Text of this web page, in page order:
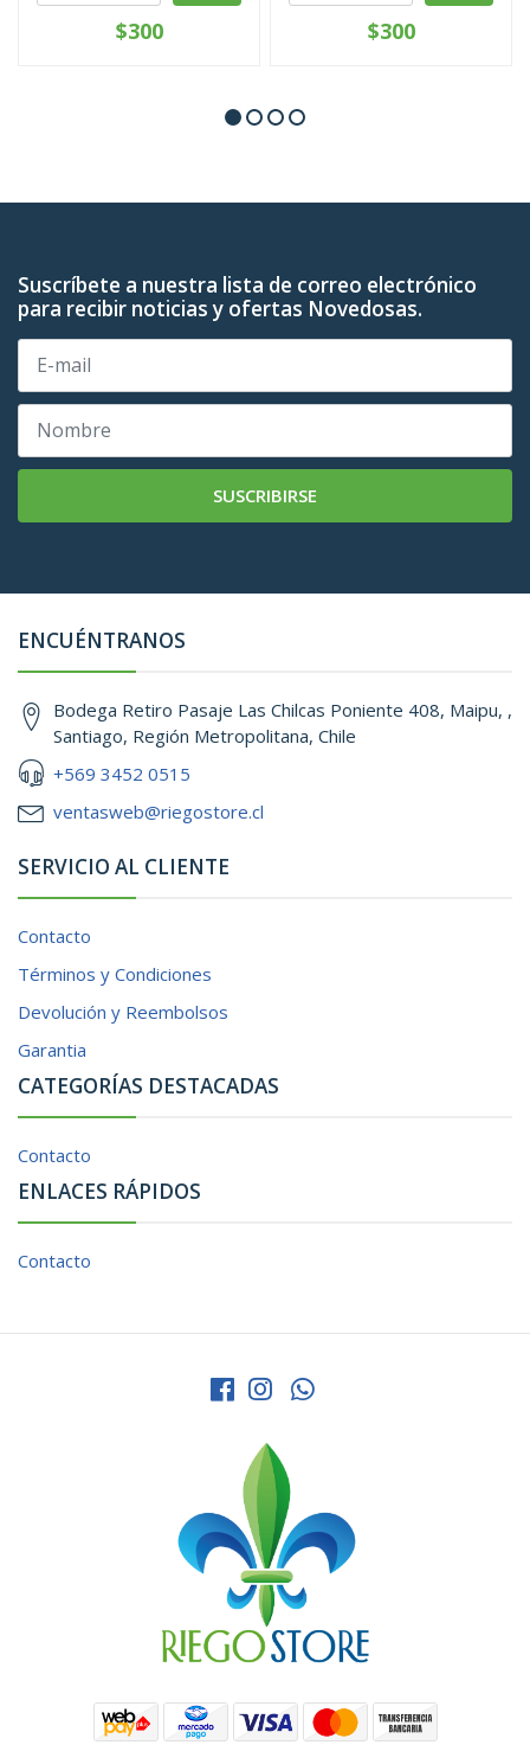
$300 $300
Suscríbete a nuestra lista de correo electrónico
para recibir noticias y ofertas Novedosas.
SUSCRIBIRSE
ENCUÉNTRANOS
Bodega Retiro Pasaje Las Chilcas Poniente 408, Maipu, ,
Santiago, Región Metropolitana, Chile
+569 3452 0515
ventasweb@riegostore.cl
SERVICIO AL CLIENTE
Contacto
Términos y Condiciones
Devolución y Reembolsos
Garantia
CATEGORÍAS DESTACADAS
Contacto
ENLACES RÁPIDOS
Contacto